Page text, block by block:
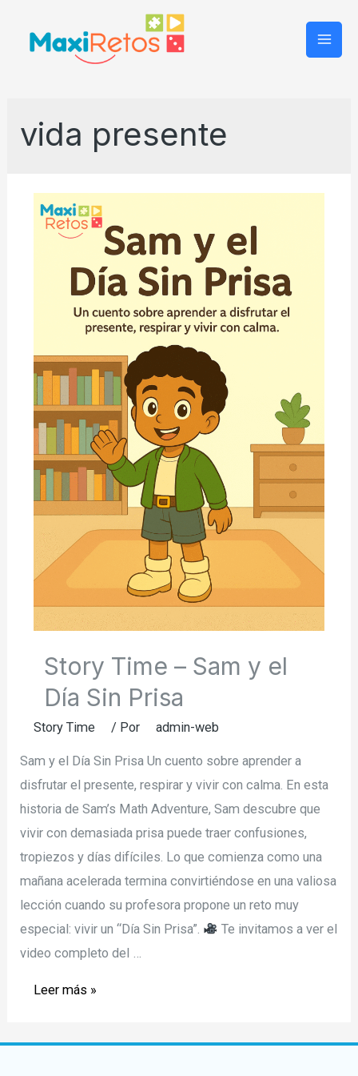
vida presente
Story Time – Sam y el
Día Sin Prisa
Story Time / Por admin-web
Sam y el Día Sin Prisa Un cuento sobre aprender a
disfrutar el presente, respirar y vivir con calma. En esta
historia de Sam’s Math Adventure, Sam descubre que
vivir con demasiada prisa puede traer confusiones,
tropiezos y días difíciles. Lo que comienza como una
mañana acelerada termina convirtiéndose en una valiosa
lección cuando su profesora propone un reto muy
especial: vivir un “Día Sin Prisa”.
Te invitamos a ver el
video completo del …
Story
Leer más »